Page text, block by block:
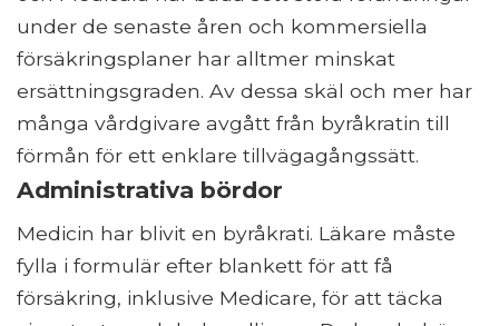
under de senaste åren och kommersiella
försäkringsplaner har alltmer minskat
ersättningsgraden. Av dessa skäl och mer har
många vårdgivare avgått från byråkratin till
förmån för ett enklare tillvägagångssätt.
Administrativa bördor
Medicin har blivit en byråkrati. Läkare måste
fylla i formulär efter blankett för att få
försäkring, inklusive Medicare, för att täcka